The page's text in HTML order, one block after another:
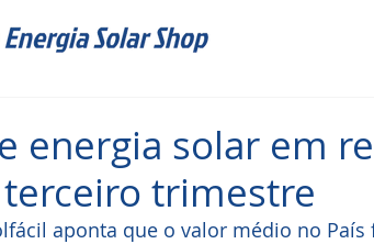
energia solar em
terceiro trimestre
aponta que o valor médio no País